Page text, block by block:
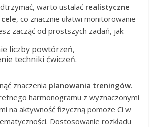
warto ustalać realistyczne
, co znacznie ułatwi monitorowanie
zacząć od prostszych zadań, jak:
liczby powtórzeń,
techniki ćwiczeń.
znaczenia planowania treningów.
harmonogramu z wyznaczonymi
na aktywność fizyczną pomoże Ci w
Dostosowanie rozkładu